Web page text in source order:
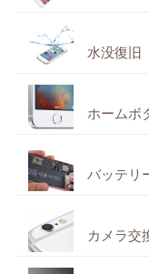
水没復旧
ホームボ
バッテリ
カメラ交